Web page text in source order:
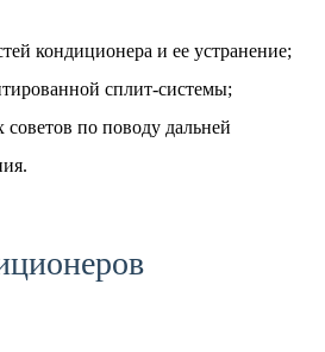
кондиционера и ее устранение;
сплит-системы;
советов по поводу дальней